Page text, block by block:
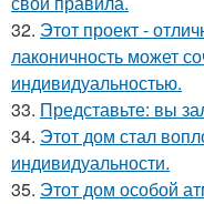
32. Этот проект -
лаконичность может
индивидуальностью.
33. Представьте: вы
34. Этот дом стал
индивидуальности.
35. Этот дом особой